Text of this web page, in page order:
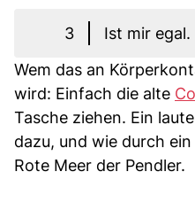
3
Ist mir egal.
Wem das an
wird: Einfach die alte
Tasche ziehen. Ein
dazu, und wie durch
Rote Meer der Pendler.